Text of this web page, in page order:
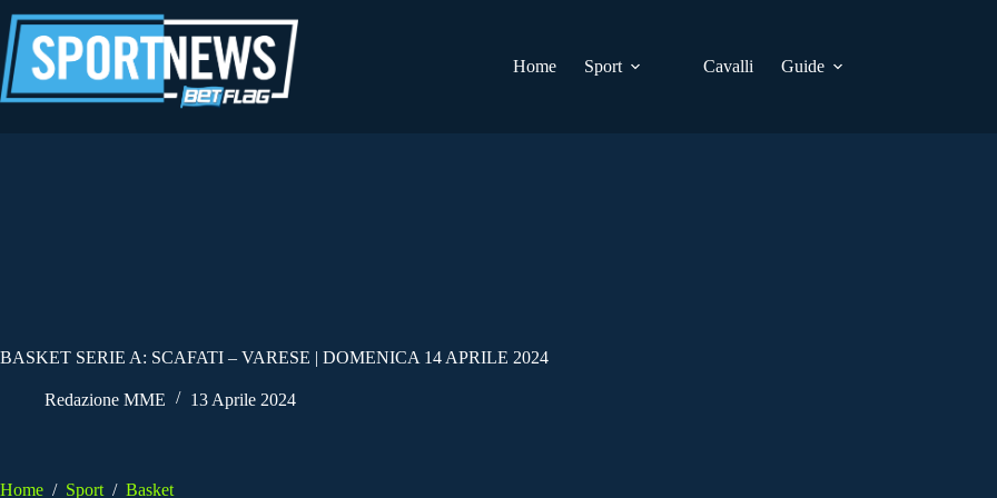
al
contenuto
Home
Sport Cavalli Guide
BASKET SERIE A: SCAFATI – VARESE | DOMENICA 14 APRILE 2024
Redazione MME 13 Aprile 2024
Home / Sport / Basket